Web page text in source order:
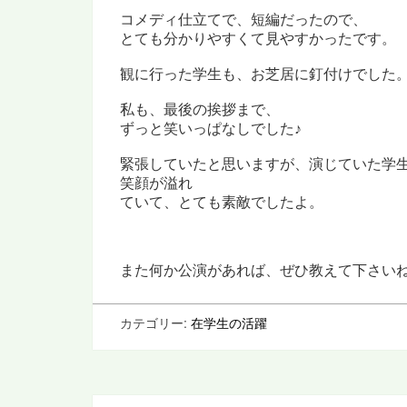
コメディ仕立てで、短編だったので、
とても分かりやすくて見やすかったです。
観に行った学生も、お芝居に釘付けでした。
私も、最後の挨拶まで、
ずっと笑いっぱなしでした♪
緊張していたと思いますが、演じていた学
笑顔が溢れ
ていて、とても素敵でしたよ。
また何か公演があれば、ぜひ教えて下さい
カテゴリー: 在学生の活躍